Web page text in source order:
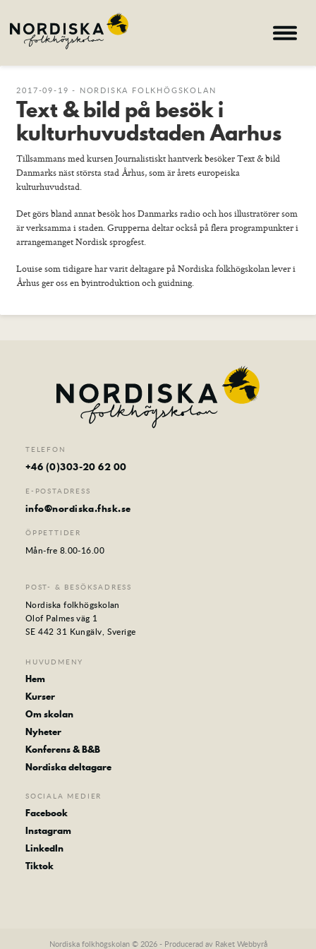
Hem
Kurser
Om skolan
Nyheter
Konferens & B&B
Nordiska deltagare
Bild
Kontakt
2017-09-19 - NORDISKA FOLKHÖGSKOLAN
Text & bild på besök i
kulturhuvudstaden Aarhus
Tillsammans med kursen Journalistiskt hantverk besöker Text & bild
Danmarks näst största stad Århus, som är årets europeiska
kulturhuvudstad.
Det görs bland annat besök hos Danmarks radio och hos illustratörer som
är verksamma i staden. Grupperna deltar också på flera programpunkter i
arrangemanget Nordisk sprogfest.
Louise som tidigare har varit deltagare på Nordiska folkhögskolan lever i
Århus ger oss en byintroduktion och guidning.
TELEFON
+46 (0)303-20 62 00
E-POSTADRESS
info@nordiska.fhsk.se
ÖPPETTIDER
Mån-fre 8.00-16.00
POST- & BESÖKSADRESS
Nordiska folkhögskolan
Olof Palmes väg 1
SE 442 31 Kungälv, Sverige
HUVUDMENY
Hem
Kurser
Om skolan
Nyheter
Konferens & B&B
Nordiska deltagare
SOCIALA MEDIER
Facebook
Instagram
LinkedIn
Tiktok
Nordiska folkhögskolan © 2026 - Producerad av Raket Webbyrå